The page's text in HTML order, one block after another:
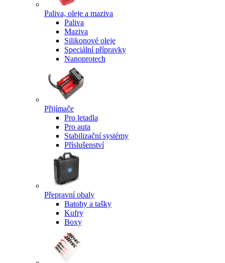
Paliva, oleje a maziva
Paliva
Maziva
Silikonové oleje
Speciální přípravky
Nanoprotech
Přijímače
Pro letadla
Pro auta
Stabilizační systémy
Příslušenství
Přepravní obaly
Batohy a tašky
Kufry
Boxy